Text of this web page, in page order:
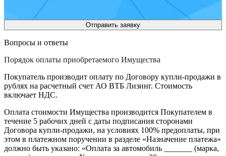
Вопросы и ответы
Порядок оплаты приобретаемого Имущества
Покупатель производит оплату по Договору купли-продажи в
рублях на расчетный счет АО ВТБ Лизинг. Стоимость
включает НДС.
Оплата стоимости Имущества производится Покупателем в
течение 5 рабочих дней с даты подписания сторонами
Договора купли-продажи, на условиях 100% предоплаты, при
этом в платежном поручении в разделе «Назначение платежа»
должно быть указано: «Оплата за автомобиль _______ (марка,